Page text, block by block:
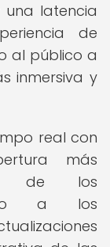
latencia
de
al público a
inmersiva y
real con
más
de los
a los